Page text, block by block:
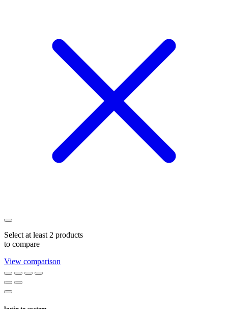
Select at least 2 products
to compare
View comparison